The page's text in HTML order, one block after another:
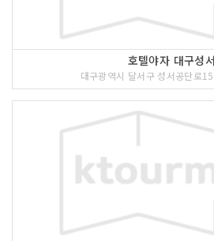
호텔야자 대구성
대구광역시 달서구 성서공단로